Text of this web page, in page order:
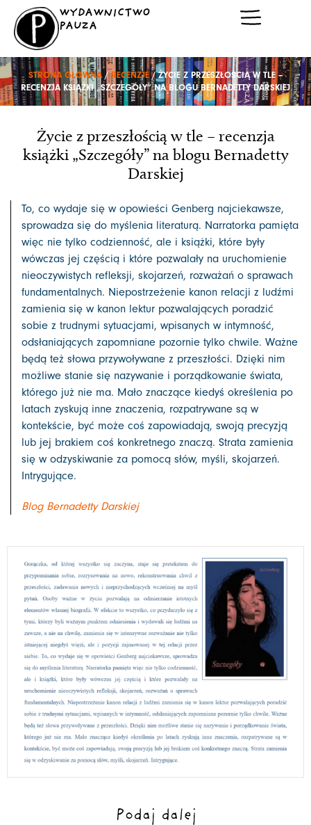
Przejdź
treści
WYDAWNICTWO
PAUZA
STRONA GŁÓWNA/RECENZJE/ ŻYCIE Z PRZESZŁOŚCIĄ W TLE –
RECENZJA KSIĄŻKI „SZCZEGÓŁY” NA BLOGU BERNADETTY DARSKIEJ
Życie z przeszłością w tle – recenzja
książki „Szczegóły” na blogu Bernadetty
Darskiej
To, co wydaje się w opowieści Genberg najciekawsze,
sprowadza się do myślenia literaturą. Narratorka pamięta
więc nie tylko codzienność, ale i książki, które były
wówczas jej częścią i które pozwalały na uruchomienie
nieoczywistych refleksji, skojarzeń, rozważań o sprawach
fundamentalnych. Niepostrzeżenie kanon relacji z ludźmi
zamienia się w kanon lektur pozwalających poradzić
sobie z trudnymi sytuacjami, wpisanych w intymność,
odsłaniających zapomniane pozornie tylko chwile. Ważne
będą też słowa przywoływane z przeszłości. Dzięki nim
możliwe stanie się nazywanie i porządkowanie świata,
którego już nie ma. Mało znaczące kiedyś określenia po
latach zyskują inne znaczenia, rozpatrywane są w
kontekście, być może coś zapowiadają, swoją precyzją
lub jej brakiem coś konkretnego znaczą. Strata zamienia
się w odzyskiwanie za pomocą słów, myśli, skojarzeń.
Intrygujące.
Blog Bernadetty Darskiej
Podaj dalej